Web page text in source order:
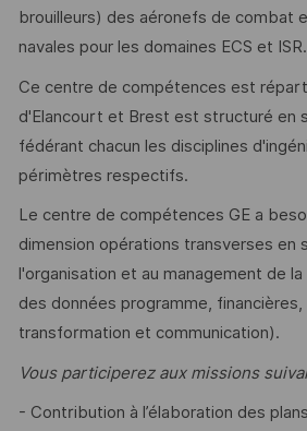
brouilleurs) des aéronefs de combat
navales pour les domaines ECS et ISR.
Ce centre de compétences est
d'Elancourt et Brest est structuré en
fédérant chacun les disciplines
périmètres respectifs.
Le centre de compétences GE a
dimension opérations transverses en
l'organisation et au management de
des données programme, financières,
transformation et communication).
Vous participerez aux missions
- Contribution à l’élaboration des